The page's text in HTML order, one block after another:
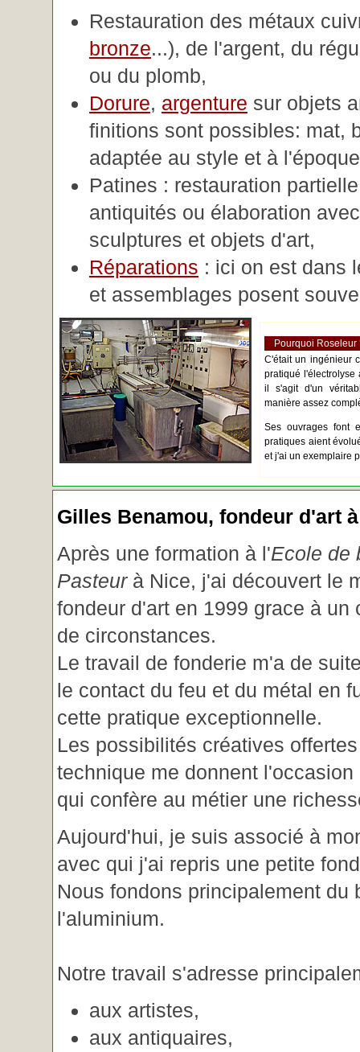
Restauration des métaux
bronze...), de l'argent, du
ou du plomb,
Dorure, argenture sur objets
finitions sont possibles: mat,
adaptée au style et à
Patines : restauration
antiquités ou élaboration
sculptures et objets d'art,
Réparations : ici on est dans
et assemblages posent
Pourquoi Roseleur
C'était un ingénieur
pratiqué l'électrolyse
il s'agit d'un
manière assez
Ses ouvrages font
pratiques aient
et j'ai un exemplaire
Gilles Benamou, fondeur d'art
Après une formation à l'Ecole de
Pasteurà Nice, j'ai découvert le
fondeur d'art en 1999 grace à un
de circonstances.
Le travail de fonderie m'a de
le contact du feu et du métal en
cette pratique exceptionnelle.
Les possibilités créatives
technique me donnent
qui confère au métier une
Aujourd'hui, je suis associé à
avec qui j'ai repris une petite
Nous fondons principalement
l'aluminium.
Notre travail s'adresse
aux artistes,
aux antiquaires,